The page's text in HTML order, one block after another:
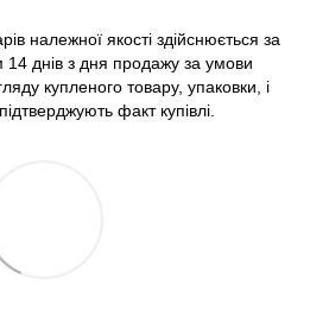
належної якості здійснюється за
14 днів з дня продажу за умови
купленого товару, упаковки, і
факт купівлі.